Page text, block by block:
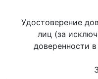
Удостоверение
лиц (за
доверенности